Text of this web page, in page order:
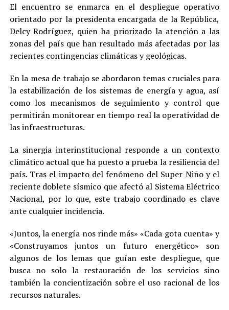
El encuentro se enmarca en el despliegue operativo
orientado por la presidenta encargada de la República,
Delcy Rodríguez, quien ha priorizado la atención a las
zonas del país que han resultado más afectadas por las
recientes contingencias climáticas y geológicas.
En la mesa de trabajo se abordaron temas cruciales para
la estabilización de los sistemas de energía y agua, así
como los mecanismos de seguimiento y control que
permitirán monitorear en tiempo real la operatividad de
las infraestructuras.
La sinergia interinstitucional responde a un contexto
climático actual que ha puesto a prueba la resiliencia del
país. Tras el impacto del fenómeno del Super Niño y el
reciente doblete sísmico que afectó al Sistema Eléctrico
Nacional, por lo que, este trabajo coordinado es clave
ante cualquier incidencia.
«Juntos, la energía nos rinde más» «Cada gota cuenta» y
«Construyamos juntos un futuro energético» son
algunos de los lemas que guían este despliegue, que
busca no solo la restauración de los servicios sino
también la concientización sobre el uso racional de los
recursos naturales.